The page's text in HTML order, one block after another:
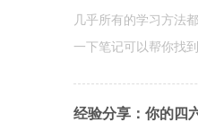
几乎所有的学习方法
一下笔记可以帮你找
经验分享：你的四